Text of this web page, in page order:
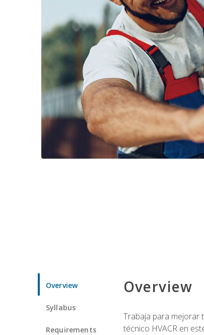
Overview
Syllabus
Requirements
Overview
Trabaja para mejorar
técnico HVACR en